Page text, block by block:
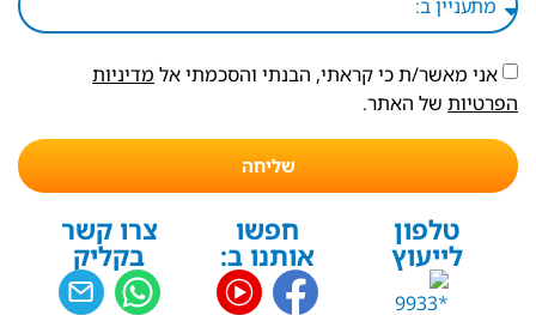
אני מאשר/ת כי קראתי, הבנתי והסכמתי אל מדיניות
הפרטיות של האתר.
שליחה
טלפון
לייעוץ
חפשו
אותנו ב:
צרו קשר
בקליק